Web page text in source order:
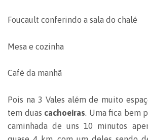
Foucault conferindo a sala do chalé
Mesa e cozinha
Café da manhã
Pois na 3 Vales além de muito
tem duas cachoeiras. Uma fica bem
caminhada de uns 10 minutos